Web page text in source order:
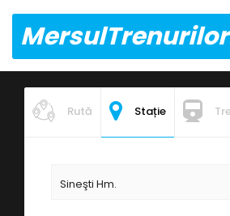
Rută Stație
Sineşti Hm.